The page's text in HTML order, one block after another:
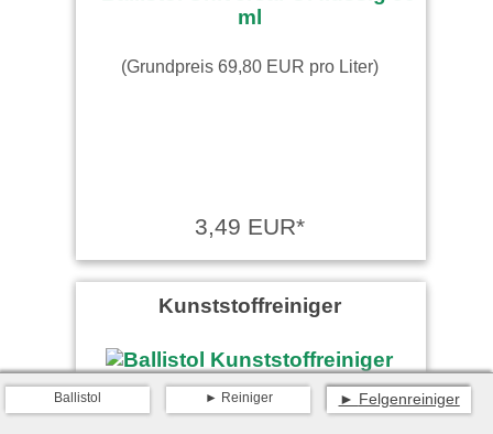
(Grundpreis 69,80 EUR pro Liter)
3,49 EUR*
Kunststoffreiniger
(Grundpreis 49,27 EUR pro Liter)
Ballistol Reiniger Felgenreiniger